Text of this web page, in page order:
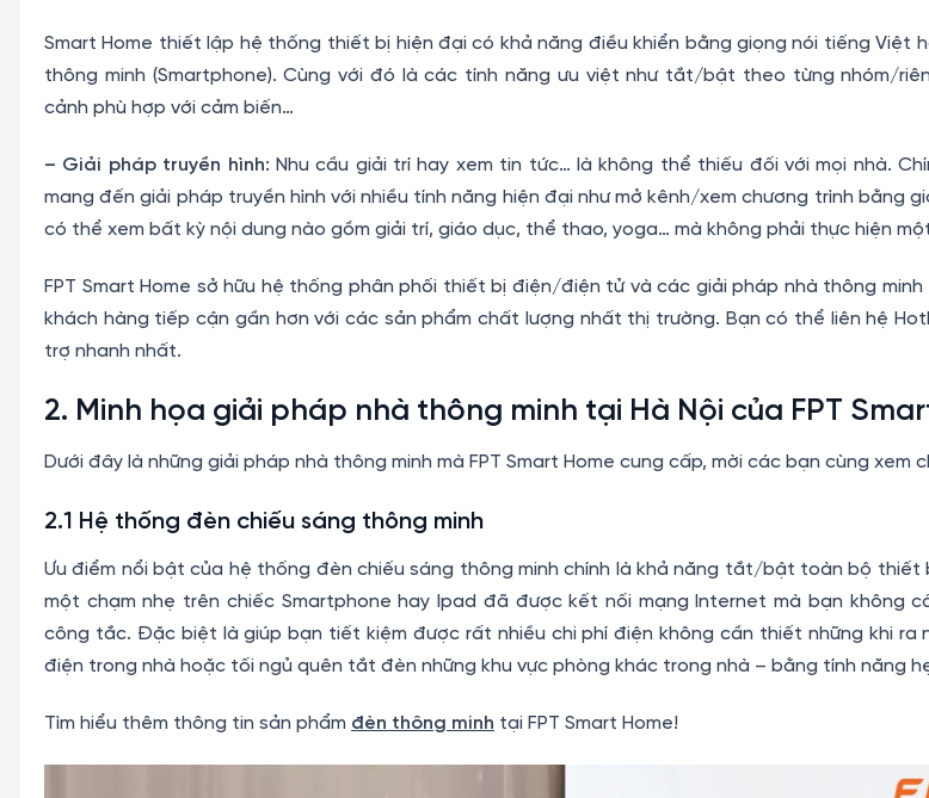
Smart Home thiết lập hệ thống thiết bị hiện đại có khả năng điều khiển bằng giọng nói tiếng Việt
thông minh (Smartphone). Cùng với đó là các tính năng ưu việt như tắt/bật theo từng nhóm/
cảnh phù hợp với cảm biến…
– Giải pháp truyền hình: Nhu cầu giải trí hay xem tin tức… là không thể thiếu đối với mọi nhà.
mang đến giải pháp truyền hình với nhiều tính năng hiện đại như mở kênh/xem chương trình bằng
có thể xem bất kỳ nội dung nào gồm giải trí, giáo dục, thể thao, yoga… mà không phải thực hiện
FPT Smart Home sở hữu hệ thống phân phối thiết bị điện/điện tử và các giải pháp nhà thông
khách hàng tiếp cận gần hơn với các sản phẩm chất lượng nhất thị trường. Bạn có thể liên hệ
trợ nhanh nhất.
2. Minh họa giải pháp nhà thông minh tại Hà Nội của FPT
Dưới đây là những giải pháp nhà thông minh mà FPT Smart Home cung cấp, mời các bạn cùng xem
2.1 Hệ thống đèn chiếu sáng thông minh
Ưu điểm nổi bật của hệ thống đèn chiếu sáng thông minh chính là khả năng tắt/bật toàn bộ thiết
một chạm nhẹ trên chiếc Smartphone hay Ipad đã được kết nối mạng Internet mà bạn không
công tắc. Đặc biệt là giúp bạn tiết kiệm được rất nhiều chi phí điện không cần thiết những khi ra
điện trong nhà hoặc tối ngủ quên tắt đèn những khu vực phòng khác trong nhà – bằng tính năng
Tìm hiểu thêm thông tin sản phẩm đèn thông minh tại FPT Smart Home!